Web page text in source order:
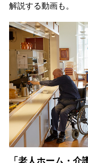
解説する動画も。
「老人ホーム・介